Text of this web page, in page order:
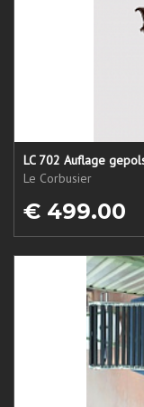
LC 702 Auflage
Le Corbusier
€ 499.00